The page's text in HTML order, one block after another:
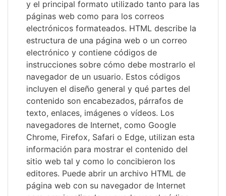
y el principal formato utilizado tanto para las
páginas web como para los correos
electrónicos formateados. HTML describe la
estructura de una página web o un correo
electrónico y contiene códigos de
instrucciones sobre cómo debe mostrarlo el
navegador de un usuario. Estos códigos
incluyen el diseño general y qué partes del
contenido son encabezados, párrafos de
texto, enlaces, imágenes o vídeos. Los
navegadores de Internet, como Google
Chrome, Firefox, Safari o Edge, utilizan esta
información para mostrar el contenido del
sitio web tal y como lo concibieron los
editores. Puede abrir un archivo HTML de
página web con su navegador de Internet